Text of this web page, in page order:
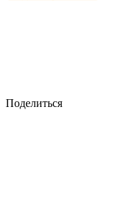
Поделиться